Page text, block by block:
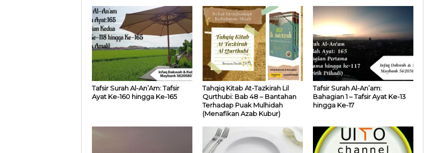
Tafsir Surah Al-An’Am: Tafsir
Ayat Ke-160 hingga Ke-165
Tahqiq Kitab At-Tazkirah Lil
Qurthubi: Bab 48 – Bantahan
Terhadap Puak Mulhidah
(Menafikan Azab Kubur)
Tafsir Surah Al-An’am:
Bahagian 1 – Tafsir Ayat Ke-13
hingga Ke-17